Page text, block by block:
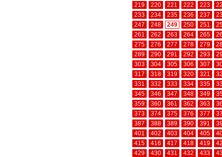
219
220 221 222 223
233
234 235 236 237
247
248 249 250 251
261
262 263 264 265
275
276 277 278 279
289
290 291 292 293
303
304 305 306 307
317
318 319 320 321
331
332 333 334 335
345
346 347 348 349
359
360 361 362 363
373
374 375 376 377
387
388 389 390 391
401
402 403 404 405
415
416 417 418 419
429
430 431 432 433